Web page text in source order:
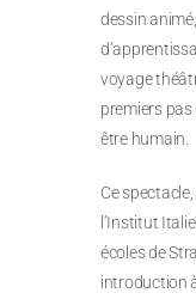
dessin
voyage
premiers
être humain.
Ce
l’Institut
écoles de
introduction